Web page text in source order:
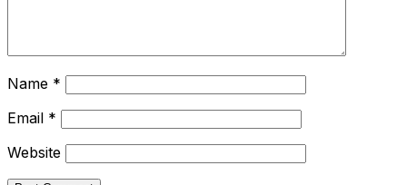
Name *
Email *
Website